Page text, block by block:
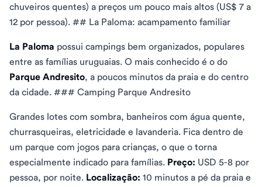
chuveiros quentes) a preços um pouco mais altos (US$ 7 a
12 por pessoa). ## La Paloma: acampamento familiar
La Paloma possui campings bem organizados, populares
entre as famílias uruguaias. O mais conhecido é o do
Parque Andresito, a poucos minutos da praia e do centro
da cidade. ### Camping Parque Andresito
Grandes lotes com sombra, banheiros com água quente,
churrasqueiras, eletricidade e lavanderia. Fica dentro de
um parque com jogos para crianças, o que o torna
especialmente indicado para famílias. Preço: USD 5-8 por
pessoa, por noite. Localização: 10 minutos a pé da praia e